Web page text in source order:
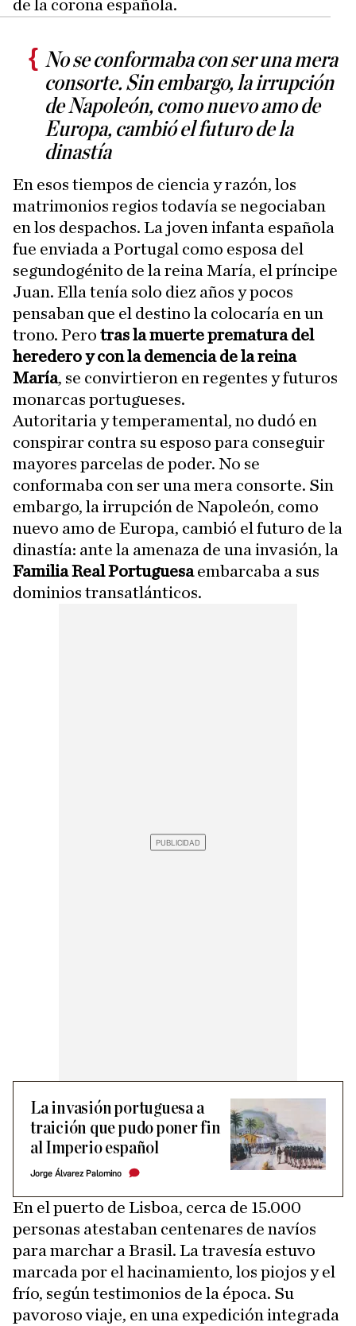
de la corona española.
No se conformaba con ser una mera
consorte. Sin embargo, la irrupción
de Napoleón, como nuevo amo de
Europa, cambió el futuro de la
dinastía
En esos tiempos de ciencia y razón, los
matrimonios regios todavía se negociaban
en los despachos. La joven infanta española
fue enviada a Portugal como esposa del
segundogénito de la reina María, el príncipe
Juan. Ella tenía solo diez años y pocos
pensaban que el destino la colocaría en un
trono. Pero tras la muerte prematura del
heredero y con la demencia de la reina
María, se convirtieron en regentes y futuros
monarcas portugueses.
Autoritaria y temperamental, no dudó en
conspirar contra su esposo para conseguir
mayores parcelas de poder. No se
conformaba con ser una mera consorte. Sin
embargo, la irrupción de Napoleón, como
nuevo amo de Europa, cambió el futuro de la
dinastía: ante la amenaza de una invasión, la
Familia Real Portuguesaembarcaba a sus
dominios transatlánticos.
La invasión portuguesa a
traición que pudo poner fin
al Imperio español
Jorge Álvarez Palomino
En el puerto de Lisboa, cerca de 15.000
personas atestaban centenares de navíos
para marchar a Brasil. La travesía estuvo
marcada por el hacinamiento, los piojos y el
frío, según testimonios de la época. Su
pavoroso viaje, en una expedición integrada